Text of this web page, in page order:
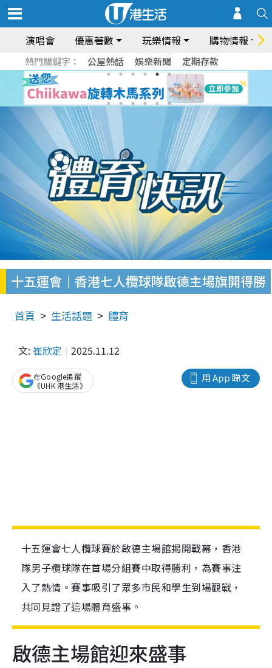
演唱會 優惠著數 玩樂情報 購物情報
熱門關鍵字： 公屋熱話 娛樂新聞 定期存款
十五運會｜香港七人欖球隊啟德主場旗開得勝
首頁 生活話題 體育
文: 崔欣定 2025.11.12
用 App 睇文
在Google追蹤
《UHK 港生活》
十五運會七人欖球賽於啟德主場館揭開戰幕，香港
隊男子欖球隊在首場分組賽中取得勝利，為賽事注
入了熱情。賽事吸引了眾多市民和學生到場觀戰，
共同見證了這場體育盛事。
啟德主場館迎來盛事